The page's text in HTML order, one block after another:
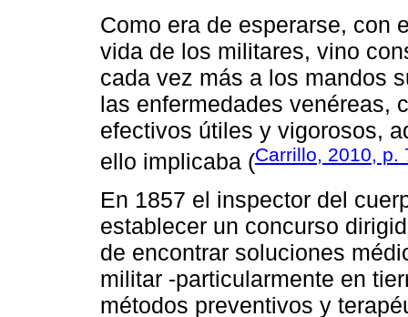
Como era de esperarse, con
vida de los militares, vino
cada vez más a los mandos
las enfermedades venéreas,
efectivos útiles y vigorosos,
ello implicaba (Carrillo, 2010, p.
En 1857 el inspector del
establecer un concurso
de encontrar soluciones
militar -particularmente en
métodos preventivos y